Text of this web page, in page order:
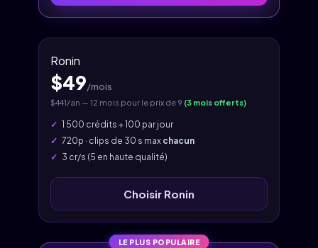
Ronin
$49/mois
$441/an — 12 mois pour le prix de 9 (3 mois offerts)
1 500 crédits + 100 par jour
720p · clips de 30 s max chacun
3 cr/s (5 en haute qualité)
Choisir Ronin
LE PLUS POPULAIRE